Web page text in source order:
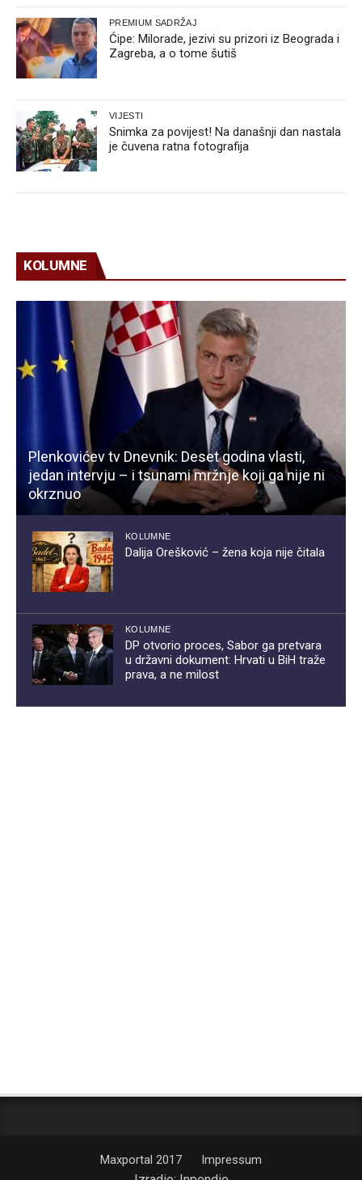
PREMIUM SADRŽAJ
Ćipe: Milorade, jezivi su prizori iz Beograda i
Zagreba, a o tome šutiš
VIJESTI
Snimka za povijest! Na današnji dan nastala
je čuvena ratna fotografija
KOLUMNE
Plenkovićev tv Dnevnik: Deset godina vlasti,
jedan intervju – i tsunami mržnje koji ga nije ni
okrznuo
KOLUMNE
Dalija Orešković – žena koja nije čitala
KOLUMNE
DP otvorio proces, Sabor ga pretvara
u državni dokument: Hrvati u BiH traže
prava, a ne milost
Maxportal 2017 Impressum